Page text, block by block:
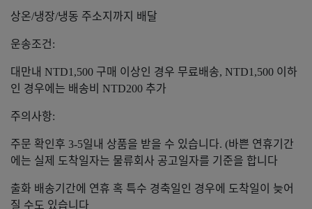
상온/냉장/냉동 주소지까지 배달
운송조건:
대만내 NTD1,500 구매 이상인 경우 무료배송, NTD1,500 이하
인 경우에는 배송비 NTD200 추가
주의사항:
주문 확인후 3-5일내 상품을 받을 수 있습니다. (바쁜 연휴기간
에는 실제 도착일자는 물류회사 공고일자를 기준을 합니다
출화 배송기간에 연휴 혹 특수 경축일인 경우에 도착일이 늦어
질 수도 있습니다